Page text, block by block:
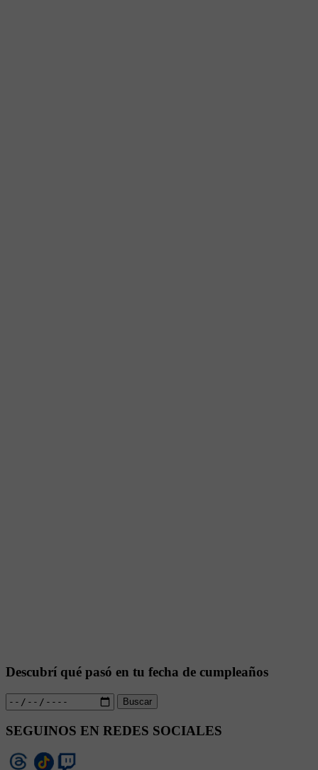
Descubrí qué pasó en tu fecha de cumpleaños
Buscar
SEGUINOS EN REDES SOCIALES